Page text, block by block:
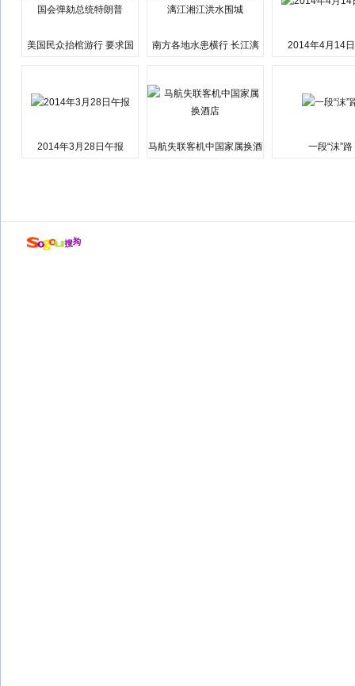
美国民众抬棺游行 要求国
南方各地水患横行 长江漓
2014年4月14
2014年3月28日午报
马航失联客机中国家属换酒
一段“沫”路